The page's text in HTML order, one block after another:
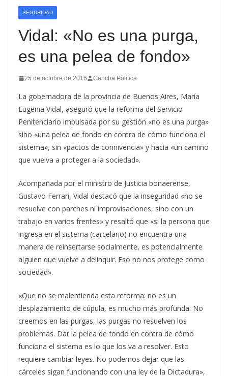
SEGURIDAD
Vidal: «No es una purga,
es una pelea de fondo»
25 de octubre de 2016 Cancha Política
La gobernadora de la provincia de Buenos Aires, María
Eugenia Vidal, aseguró que la reforma del Servicio
Penitenciario impulsada por su gestión «no es una purga»
sino «una pelea de fondo en contra de cómo funciona el
sistema», sin «pactos de connivencia» y hacia «un camino
que vuelva a proteger a la sociedad».
Acompañada por el ministro de Justicia bonaerense,
Gustavo Ferrari, Vidal destacó que la inseguridad «no se
resuelve con parches ni improvisaciones, sino con un
trabajo en varios frentes» y resaltó que «si la persona que
ingresa en el sistema (carcelario) no encuentra una
manera de reinsertarse socialmente, es potencialmente
alguien que vuelve a delinquir. Eso no nos protege como
sociedad».
«Que no se malentienda esta reforma: no es un
desplazamiento de cúpula, es mucho más profunda. No
creemos en las purgas, las purgas no resuelven los
problemas. Dar la pelea de fondo en contra de cómo
funciona el sistema es lo que los va a resolver. Esto
requiere cambiar leyes. No podemos dejar que las
cárceles sigan funcionando con una ley de la Dictadura»,